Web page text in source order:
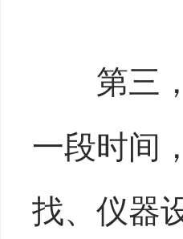
第三
一段时间
找、仪器